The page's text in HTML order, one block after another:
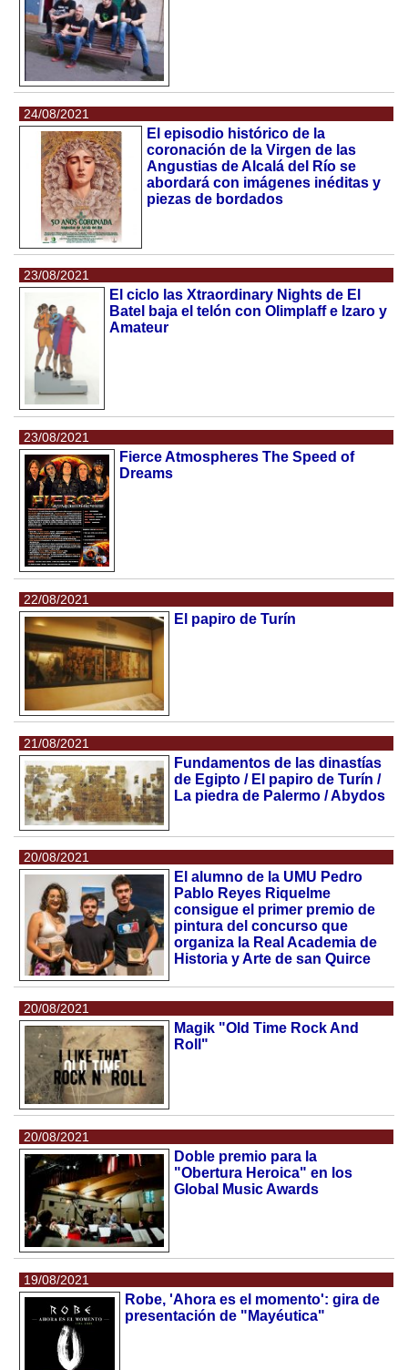
24/08/2021
El episodio histórico de la
coronación de la Virgen de las
Angustias de Alcalá del Río se
abordará con imágenes inéditas y
piezas de bordados
23/08/2021
El ciclo las Xtraordinary Nights de El
Batel baja el telón con Olimplaff e Izaro y
Amateur
23/08/2021
Fierce Atmospheres The Speed of
Dreams
22/08/2021
El papiro de Turín
21/08/2021
Fundamentos de las dinastías
de Egipto / El papiro de Turín /
La piedra de Palermo / Abydos
20/08/2021
El alumno de la UMU Pedro
Pablo Reyes Riquelme
consigue el primer premio de
pintura del concurso que
organiza la Real Academia de
Historia y Arte de san Quirce
20/08/2021
Magik "Old Time Rock And
Roll"
20/08/2021
Doble premio para la
"Obertura Heroica" en los
Global Music Awards
19/08/2021
Robe, 'Ahora es el momento': gira de
presentación de "Mayéutica"